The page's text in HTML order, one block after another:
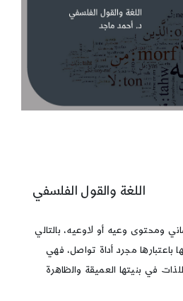
اللغة والقول الفلسفي
ومحتوى وعيه أو لاوعيه، بالتالي
باعتبارها مجرد أداة تواصل، فهي
في بنيتها العميقة والظاهرة